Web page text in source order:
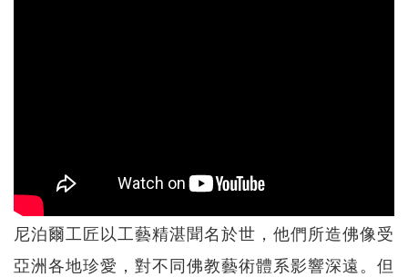
尼泊爾工匠以工藝精湛聞名於世，他們所造佛像受
亞洲各地珍愛，對不同佛教藝術體系影響深遠。但